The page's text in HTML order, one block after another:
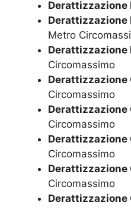
Derattizzazione
Derattizzazione
Metro
Derattizzazione
Circomassimo
Derattizzazione
Circomassimo
Derattizzazione
Circomassimo
Derattizzazione
Circomassimo
Derattizzazione
Circomassimo
Derattizzazione